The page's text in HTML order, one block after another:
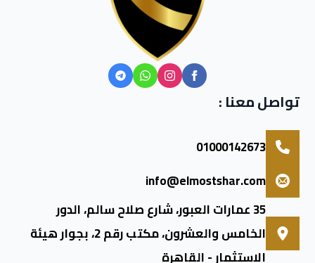
تواصل معنا :
01000142673
info@elmostshar.com
35 عمارات العبور، شارع صلاح سالم، الدور
الخامس والعشرون، مكتب رقم 2، بجوار هيئة
الاستثمار - القاهرة